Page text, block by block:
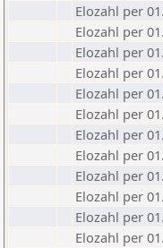
Elozahl per
Elozahl per
Elozahl per
Elozahl per
Elozahl per
Elozahl per
Elozahl per
Elozahl per
Elozahl per
Elozahl per
Elozahl per
Elozahl per